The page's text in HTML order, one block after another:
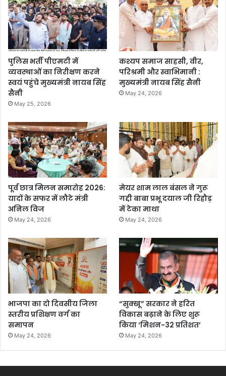
पुलिस भर्ती पीएमटी में
व्यवस्थाओं का निरीक्षण करने
स्वयं पहुंचे मुख्यमंत्री नायब सिंह
सैनी
May 25, 2026
कश्यप समाज साहसी, वीर,
परिश्रमी और स्वाभिमानी :
मुख्यमंत्री नायब सिंह सैनी
May 24, 2026
पूर्व छात्र मिलन समारोह 2026:
यादों के सफर में लौटे मंत्री
अनिल विज
May 24, 2026
मेयर शाम लाल बंसल ने गुरू
गद्दी बाबा प्रभू दयाल जी रिहौड़
में टेका माथा
May 24, 2026
भाजपा का दो दिवसीय जिला
स्तरीय प्रशिक्षण वर्ग का
समापन
May 24, 2026
“सुक्खू” सरकार ने हरित
विकास बढ़ाने के लिए शुरू
किया ‘मिशन-32 प्रतिशत’
May 24, 2026